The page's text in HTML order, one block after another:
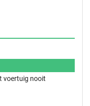
voertuig nooit